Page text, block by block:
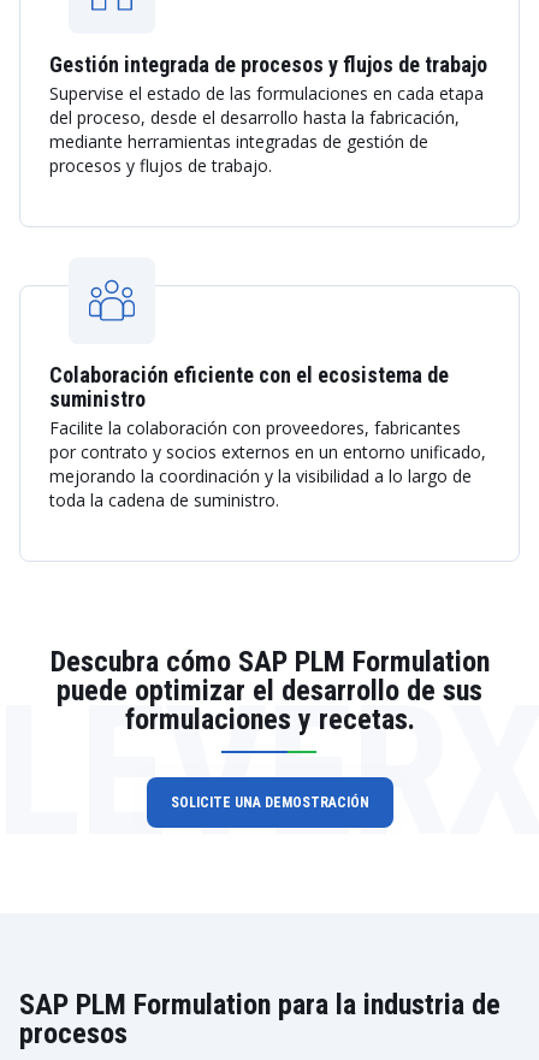
Gestión integrada de procesos y flujos de trabajo
Supervise el estado de las formulaciones en cada etapa
del proceso, desde el desarrollo hasta la fabricación,
mediante herramientas integradas de gestión de
procesos y flujos de trabajo.
Colaboración eficiente con el ecosistema de
suministro
Facilite la colaboración con proveedores, fabricantes
por contrato y socios externos en un entorno unificado,
mejorando la coordinación y la visibilidad a lo largo de
toda la cadena de suministro.
Descubra cómo SAP PLM Formulation
puede optimizar el desarrollo de sus
formulaciones y recetas.
SOLICITE UNA DEMOSTRACIÓN
SAP PLM Formulation para la industria de
procesos